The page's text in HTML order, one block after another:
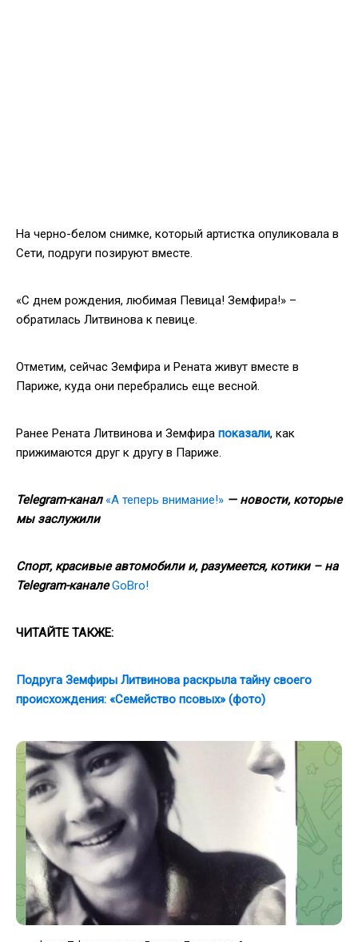
На черно-белом снимке, который артистка опуликовала в
Сети, подруги позируют вместе.
«С днем рождения, любимая Певица! Земфира!» –
обратилась Литвинова к певице.
Отметим, сейчас Земфира и Рената живут вместе в
Париже, куда они перебрались еще весной.
Ранее Рената Литвинова и Земфира показали, как
прижимаются друг к другу в Париже.
Telegram-канал «А теперь внимание!» — новости, которые
мы заслужили
Спорт, красивые автомобили и, разумеется, котики – на
Telegram-каналеGoBro!
ЧИТАЙТЕ ТАКЖЕ:
Подруга Земфиры Литвинова раскрыла тайну своего
происхождения: «Семейство псовых» (фото)